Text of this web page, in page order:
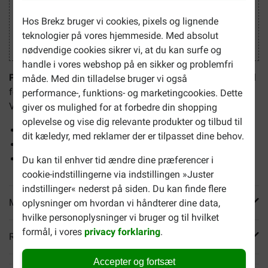
Hos Brekz bruger vi cookies, pixels og lignende
teknologier på vores hjemmeside. Med absolut
nødvendige cookies sikrer vi, at du kan surfe og
handle i vores webshop på en sikker og problemfri
måde. Med din tilladelse bruger vi også
performance-, funktions- og marketingcookies. Dette
giver os mulighed for at forbedre din shopping
oplevelse og vise dig relevante produkter og tilbud til
dit kæledyr, med reklamer der er tilpasset dine behov.
Du kan til enhver tid ændre dine præferencer i
cookie-indstillingerne via indstillingen »Juster
indstillinger« nederst på siden. Du kan finde flere
oplysninger om hvordan vi håndterer dine data,
hvilke personoplysninger vi bruger og til hvilket
formål, i voresprivacy forklaring.
Accepter og fortsæt
Puur Cranberry Kapsler til hund og kater et supplement til
foderet, som bidrager til en sund blære og urinveje.
Velegnet til hunde og katte.
Bidrager til en sund blære
Understøtter urinvejene
Velegnet til både hunde og katte
Mere info
Reviews